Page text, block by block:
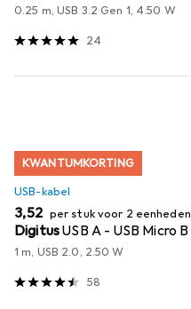
0.25 m, USB 3.2 Gen 1, 4.50 W
24
KWANTUMKORTING
USB-kabel
EUR
3,52 per stuk voor 2 eenheden
DigitusUSB A - USB Micro B
1 m, USB 2.0, 2.50 W
58